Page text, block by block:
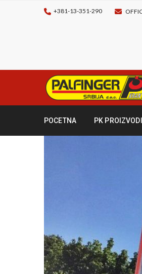
+381-13-351-290
POCETNA PK PROIZVODI